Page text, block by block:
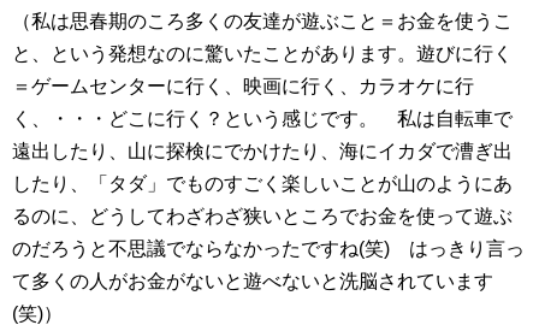
（私は思春期のころ多くの友達が遊ぶこと＝お金を使うこ
と、という発想なのに驚いたことがあります。遊びに行く
＝ゲームセンターに行く、映画に行く、カラオケに行
く、・・・どこに行く？という感じです。 私は自転車で
遠出したり、山に探検にでかけたり、海にイカダで漕ぎ出
したり、「タダ」でものすごく楽しいことが山のようにあ
るのに、どうしてわざわざ狭いところでお金を使って遊ぶ
のだろうと不思議でならなかったですね(笑) はっきり言っ
て多くの人がお金がないと遊べないと洗脳されています
(笑)）